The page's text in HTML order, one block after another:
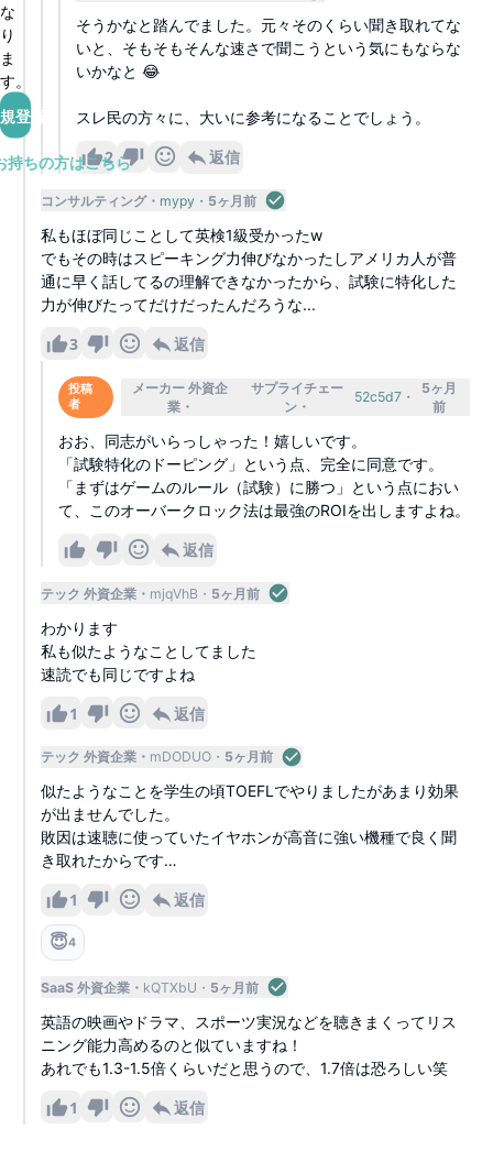
な
り
ま
す。
登録
持ちの方はこちら
そうかなと踏んでました。元々そのくらい聞き取れてな
いと、そもそもそんな速さで聞こうという気にもならな
いかなと 😂
スレ民の方々に、大いに参考になることでしょう。
2 返信
コンサルティング mypy 5ヶ月前
私もほぼ同じことして英検1級受かったw
でもその時はスピーキング力伸びなかったしアメリカ人が普
通に早く話してるの理解できなかったから、試験に特化した
力が伸びたってだけだったんだろうな...
3 返信
投稿
者
メーカー 外資企
業
サプライチェー
ン
52c5d7
5ヶ月
前
おお、同志がいらっしゃった！嬉しいです。
「試験特化のドーピング」という点、完全に同意です。
「まずはゲームのルール（試験）に勝つ」という点におい
て、このオーバークロック法は最強のROIを出しますよね。
返信
テック 外資企業 mjqVhB 5ヶ月前
わかります
私も似たようなことしてました
速読でも同じですよね
1 返信
テック 外資企業 mDODUO 5ヶ月前
似たようなことを学生の頃TOEFLでやりましたがあまり効果
が出ませんでした。
敗因は速聴に使っていたイヤホンが高音に強い機種で良く聞
き取れたからです…
1 返信
😇4
SaaS 外資企業 kQTXbU 5ヶ月前
英語の映画やドラマ、スポーツ実況などを聴きまくってリス
ニング能力高めるのと似ていますね！
あれでも1.3-1.5倍くらいだと思うので、1.7倍は恐ろしい笑
1 返信